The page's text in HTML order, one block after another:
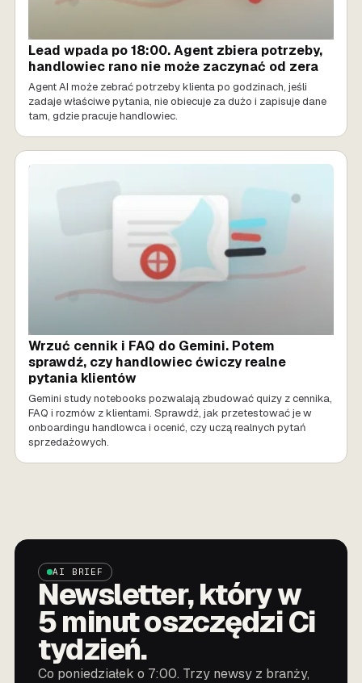
Lead wpada po 18:00. Agent zbiera potrzeby,
handlowiec rano nie może zaczynać od zera
Agent AI może zebrać potrzeby klienta po godzinach, jeśli
zadaje właściwe pytania, nie obiecuje za dużo i zapisuje dane
tam, gdzie pracuje handlowiec.
SPRZEDAŻ AI
Wrzuć cennik i FAQ do Gemini. Potem
sprawdź, czy handlowiec ćwiczy realne
pytania klientów
Gemini study notebooks pozwalają zbudować quizy z cennika,
FAQ i rozmów z klientami. Sprawdź, jak przetestować je w
onboardingu handlowca i ocenić, czy uczą realnych pytań
sprzedażowych.
AI BRIEF
Newsletter, który w
5 minut oszczędzi Ci
tydzień.
Co poniedziałek o 7:00. Trzy newsy z branży,